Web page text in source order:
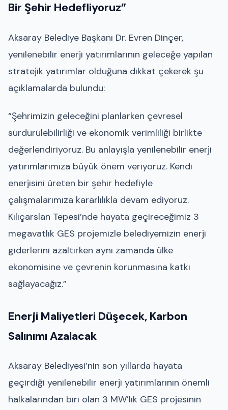
Bir Şehir Hedefliyoruz”
Aksaray Belediye Başkanı Dr. Evren Dinçer,
yenilenebilir enerji yatırımlarının geleceğe yapılan
stratejik yatırımlar olduğuna dikkat çekerek şu
açıklamalarda bulundu:
“Şehrimizin geleceğini planlarken çevresel
sürdürülebilirliği ve ekonomik verimliliği birlikte
değerlendiriyoruz. Bu anlayışla yenilenebilir enerji
yatırımlarımıza büyük önem veriyoruz. Kendi
enerjisini üreten bir şehir hedefiyle
çalışmalarımıza kararlılıkla devam ediyoruz.
Kılıçarslan Tepesi’nde hayata geçireceğimiz 3
megavatlık GES projemizle belediyemizin enerji
giderlerini azaltırken aynı zamanda ülke
ekonomisine ve çevrenin korunmasına katkı
sağlayacağız.”
Enerji Maliyetleri Düşecek, Karbon
Salınımı Azalacak
Aksaray Belediyesi’nin son yıllarda hayata
geçirdiği yenilenebilir enerji yatırımlarının önemli
halkalarından biri olan 3 MW’lık GES projesinin